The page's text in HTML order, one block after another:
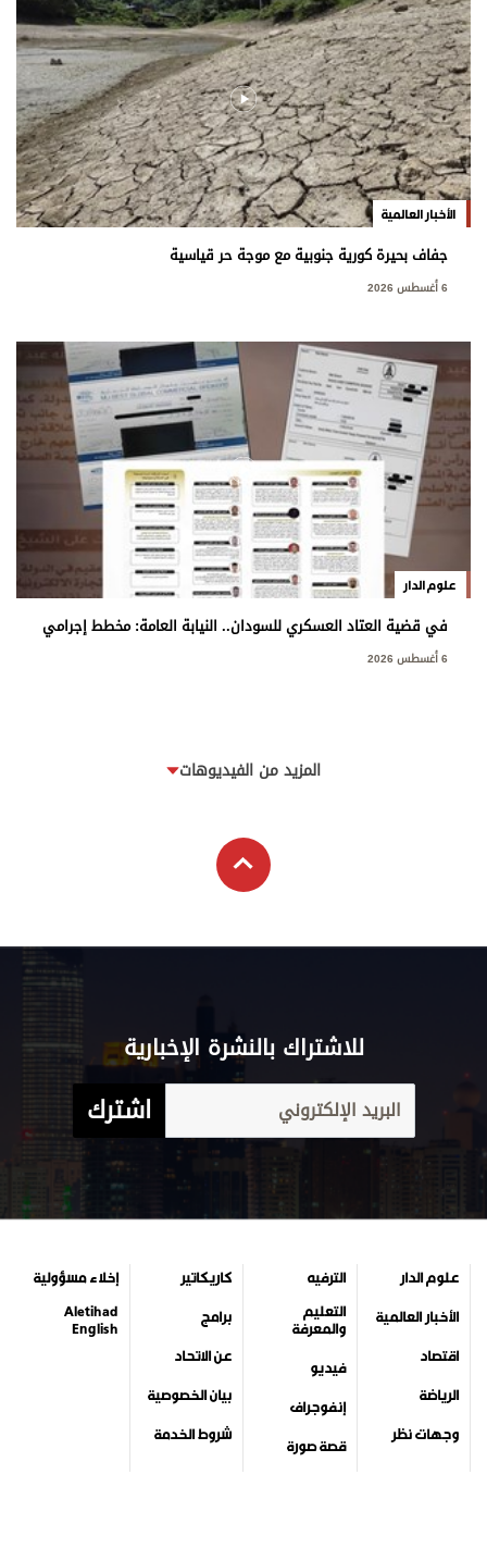
الأخبار العالمية
جفاف بحيرة كورية جنوبية مع موجة حر قياسية
6 أغسطس 2026
علوم الدار
في قضية العتاد العسكري للسودان.. النيابة العامة: مخطط إجرامي
استهدف المساس بسيادة الدولة6 أغسطس 2026
المزيد من الفيديوهات
للاشتراك بالنشرة الإخبارية
اشترك
علوم الدار
الأخبار العالمية
اقتصاد
الرياضة
وجهات نظر
الترفيه
التعليم
والمعرفة
فيديو
إنفوجراف
قصة صورة
كاريكاتير
برامج
عن الاتحاد
بيان الخصوصية
شروط الخدمة
إخلاء مسؤولية
Aletihad
English